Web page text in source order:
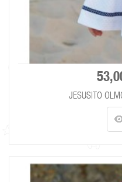
JESUSITO